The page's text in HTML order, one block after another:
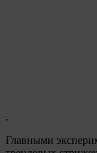
.
Главными